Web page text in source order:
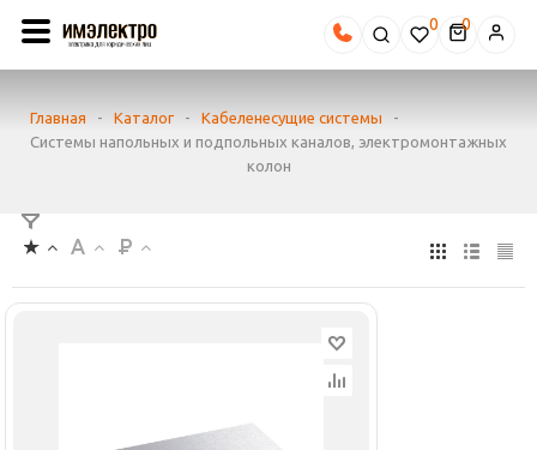
0
Главная - Каталог - Кабеленесущие системы
-
Системы напольных и подпольных каналов, электромонтажных
колон